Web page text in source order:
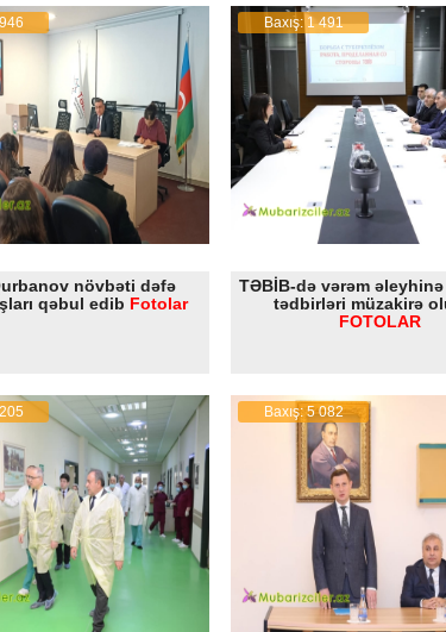
növbəti dəfə
qəbul edib Fotolar
Baxış: 1 491
TƏBİB-də vərəm
tədbirləri müzakirə
FOTOLAR
Baxış: 5 082